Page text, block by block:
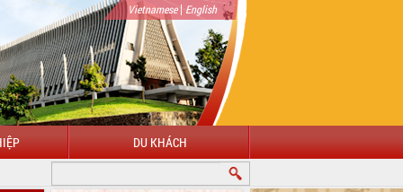
Vietnamese| English
DU KHÁCH